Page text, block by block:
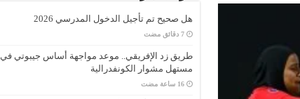
هل صحيح تم تأجيل الدخول المدرسي 2026
‏7 دقائق مضت
طريق زد الإفريقي.. موعد مواجهة أساس جيبوتي في
مستهل مشوار الكونفدرالية
‏16 ساعة مضت